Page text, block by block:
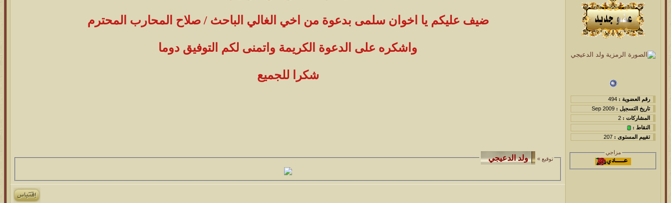
رقم العضوية : 494
تاريخ التسجيل : Sep 2009
المشاركات : 2
النقاط :
تقييم المستوى : 207
مزاجي
ضيف عليكم يا اخوان سلمى بدعوة من اخي الغالي الباحث / صلاح المحارب المحترم
واشكره على الدعوة الكريمة واتمنى لكم التوفيق دوما
شكرا للجميع
توقيع »